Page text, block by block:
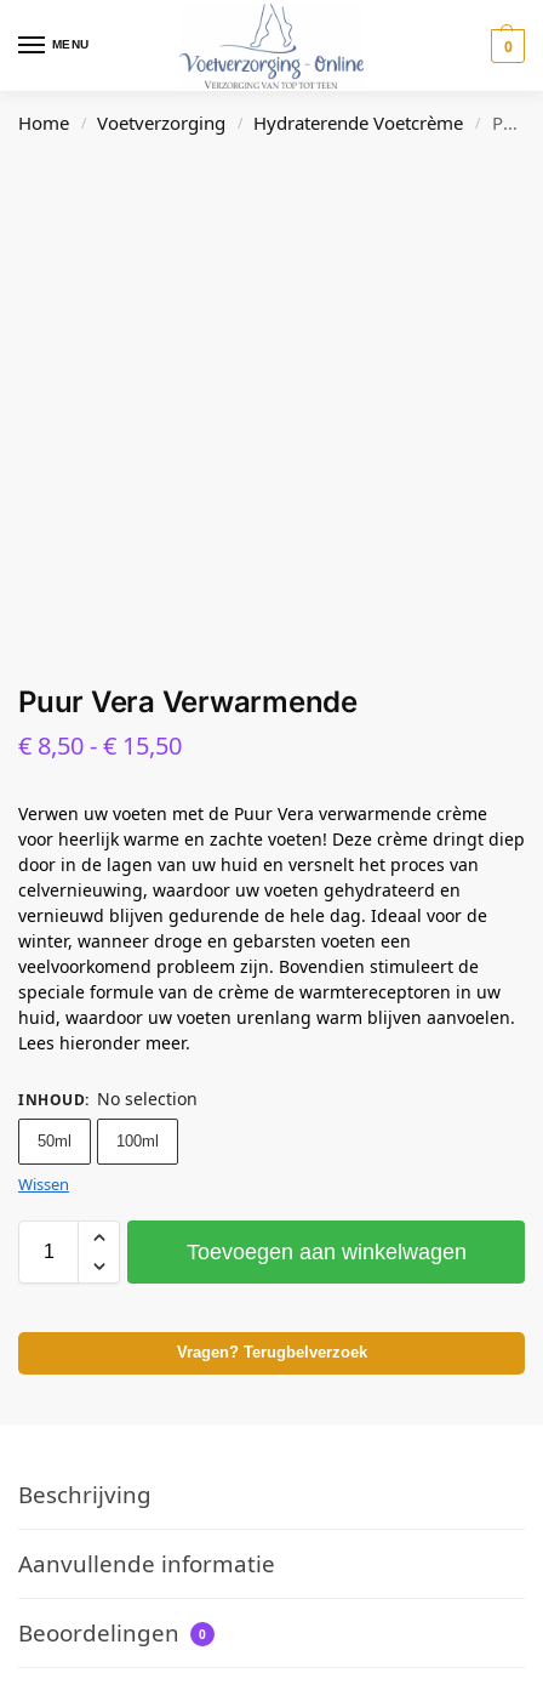
MENU 0
Home / Voetverzorging / Hydraterende Voetcrème / Puur Vera Verwarmende
Puur Vera Verwarmende
€ 8,50-€ 15,50
Verwen uw voeten met de Puur Vera verwarmende crème
voor heerlijk warme en zachte voeten! Deze crème dringt diep
door in de lagen van uw huid en versnelt het proces van
celvernieuwing, waardoor uw voeten gehydrateerd en
vernieuwd blijven gedurende de hele dag. Ideaal voor de
winter, wanneer droge en gebarsten voeten een
veelvoorkomend probleem zijn. Bovendien stimuleert de
speciale formule van de crème de warmtereceptoren in uw
huid, waardoor uw voeten urenlang warm blijven aanvoelen.
Lees hieronder meer.
INHOUD: No selection
50ml 100ml
Wissen
Toevoegen aan winkelwagen
Vragen? Terugbelverzoek
Beschrijving
Aanvullende informatie
Beoordelingen 0